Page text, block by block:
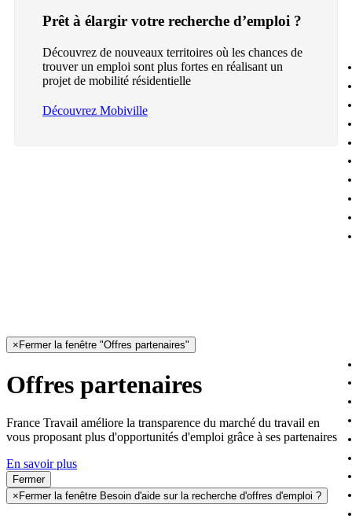
Prêt à élargir votre recherche d’emploi ?
Découvrez de nouveaux territoires où les chances de
trouver un emploi sont plus fortes en réalisant un
projet de mobilité résidentielle
Découvrez Mobiville
× Fermer la fenêtre "Offres partenaires"
Offres partenaires
France Travail améliore la transparence du marché du travail en
vous proposant plus d'opportunités d'emploi grâce à ses partenaires
En savoir plus
Fermer
× Fermer la fenêtre Besoin d'aide sur la recherche d'offres d'emploi ?